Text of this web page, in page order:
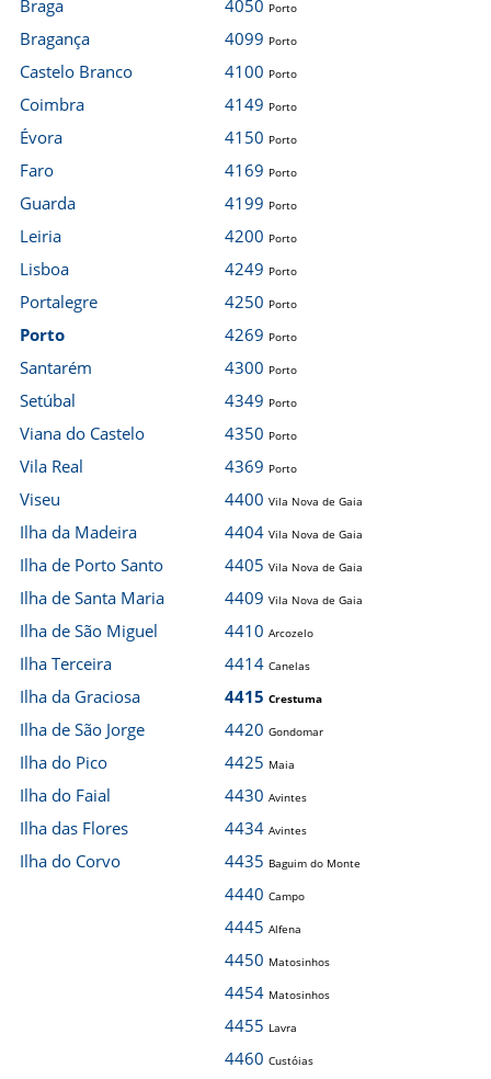
Braga
Bragança
Castelo Branco
Coimbra
Évora
Faro
Guarda
Leiria
Lisboa
Portalegre
Porto
Santarém
Setúbal
Viana do Castelo
Vila Real
Viseu
Ilha da Madeira
Ilha de Porto Santo
Ilha de Santa Maria
Ilha de São Miguel
Ilha Terceira
Ilha da Graciosa
Ilha de São Jorge
Ilha do Pico
Ilha do Faial
Ilha das Flores
Ilha do Corvo
4050 Porto
4099 Porto
4100 Porto
4149 Porto
4150 Porto
4169 Porto
4199 Porto
4200 Porto
4249 Porto
4250 Porto
4269 Porto
4300 Porto
4349 Porto
4350 Porto
4369 Porto
4400 Vila Nova de Gaia
4404 Vila Nova de Gaia
4405 Vila Nova de Gaia
4409 Vila Nova de Gaia
4410 Arcozelo
4414 Canelas
4415 Crestuma
4420 Gondomar
4425 Maia
4430 Avintes
4434 Avintes
4435 Baguim do Monte
4440 Campo
4445 Alfena
4450 Matosinhos
4454 Matosinhos
4455 Lavra
4460 Custóias